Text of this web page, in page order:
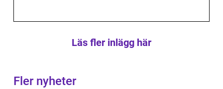
Läs fler inlägg här
Fler nyheter